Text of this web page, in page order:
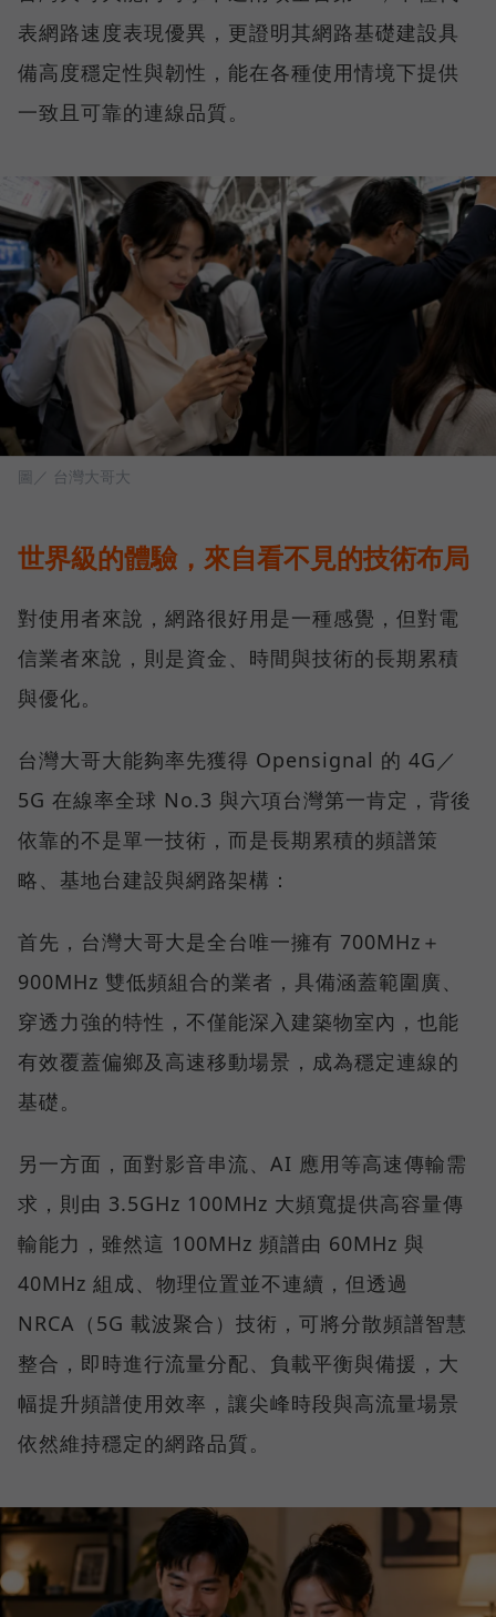
表網路速度表現優異，更證明其網路基礎建設具
備高度穩定性與韌性，能在各種使用情境下提供
一致且可靠的連線品質。
圖／ 台灣大哥大
世界級的體驗，來自看不見的技術布局
對使用者來說，網路很好用是一種感覺，但對電
信業者來說，則是資金、時間與技術的長期累積
與優化。
台灣大哥大能夠率先獲得 Opensignal 的 4G／
5G 在線率全球 No.3 與六項台灣第一肯定，背後
依靠的不是單一技術，而是長期累積的頻譜策
略、基地台建設與網路架構：
首先，台灣大哥大是全台唯一擁有 700MHz＋
900MHz 雙低頻組合的業者，具備涵蓋範圍廣、
穿透力強的特性，不僅能深入建築物室內，也能
有效覆蓋偏鄉及高速移動場景，成為穩定連線的
基礎。
另一方面，面對影音串流、AI 應用等高速傳輸需
求，則由 3.5GHz 100MHz 大頻寬提供高容量傳
輸能力，雖然這 100MHz 頻譜由 60MHz 與
40MHz 組成、物理位置並不連續，但透過
NRCA（5G 載波聚合）技術，可將分散頻譜智慧
整合，即時進行流量分配、負載平衡與備援，大
幅提升頻譜使用效率，讓尖峰時段與高流量場景
依然維持穩定的網路品質。